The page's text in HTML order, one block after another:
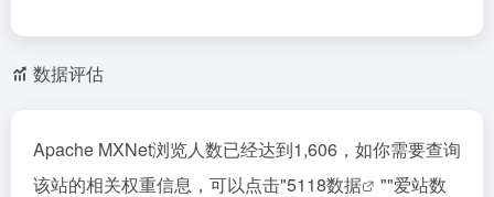
数据评估
Apache MXNet浏览人数已经达到1,606，如你需要查询
该站的相关权重信息，可以点击"5118数据 ""爱站数